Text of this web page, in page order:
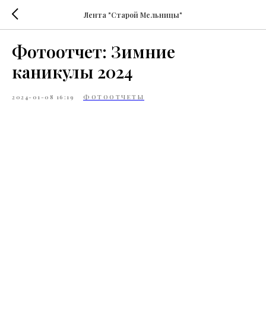
Лента "Старой Мельницы"
Фотоотчет: Зимние
каникулы 2024
2024-01-08 16:19 ФОТООТЧЕТЫ